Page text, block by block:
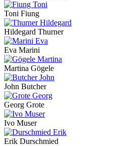
Toni Fiung
Hildegard Thurner
Eva Marini
Martina Gögele
John Butcher
Georg Grote
Ivo Muser
Erik Durschmied